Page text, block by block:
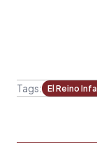
Tags: El Reino